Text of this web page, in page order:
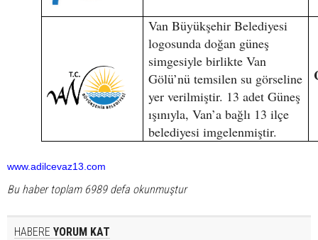
Van Büyükşehir Belediyesi
logosunda doğan güneş
simgesiyle birlikte Van
Gölü’nü temsilen su görseline
yer verilmiştir. 13 adet Güneş
ışınıyla, Van’a bağlı 13 ilçe
belediyesi imgelenmiştir.
www.adilcevaz13.com
Bu haber toplam 6989 defa okunmuştur
HABERE YORUM KAT